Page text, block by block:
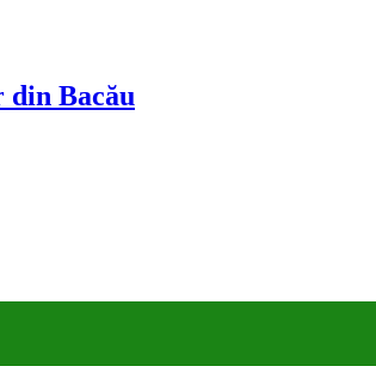
din Bacău